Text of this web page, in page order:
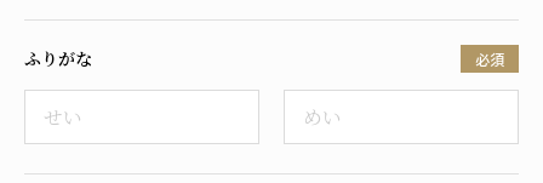
プライバシーポリシー
採用情報
ふりがな 必須